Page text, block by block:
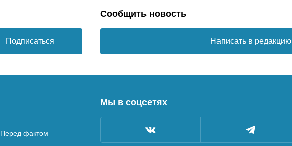
Подписаться
Сообщить новость
Написать в редакцию
Перед фактом
Мы в соцсетях